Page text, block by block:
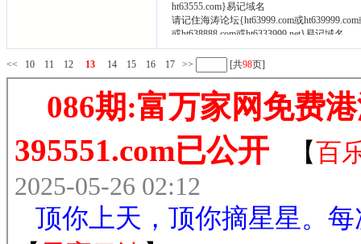
ht63555.com}易记域名
请记住海涛论坛{ht63999.com或
或ht638888.com或ht6333999.net}易记域名
如有域名打不开请尝试在域名前面加www.
<<
10 11 12 13 14 15 16 17 >> [共98页]